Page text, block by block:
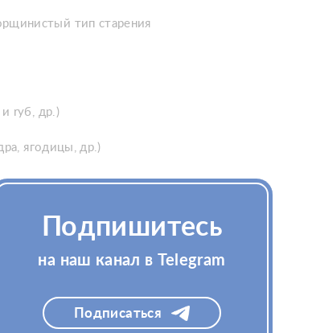
тип старения
rуб, др.)
ягодицы, др.)
недели, первые признаки на 2 неделе.
Подпишитесь
на наш канал в Telegram
Подписаться